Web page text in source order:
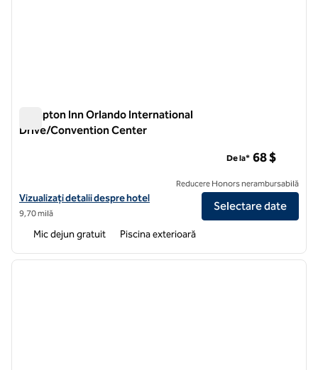
Hampton Inn Orlando International
Drive/Convention Center
Vizualizați detaliile hotelului Hampton Inn Orlando International
Vizualizați detalii despre hotel
9,70 milă
De la* 68 $
Reducere Honors nerambursabilă
Selectare date
Mic dejun gratuit Piscina exterioară
1 din 12